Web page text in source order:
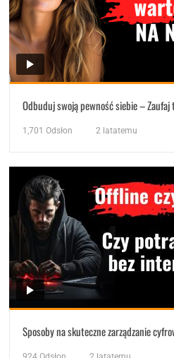
Odbuduj swoją pewność siebie –
1,701 Odsłon 2 latatemu
Sposoby na skuteczne zarządzanie